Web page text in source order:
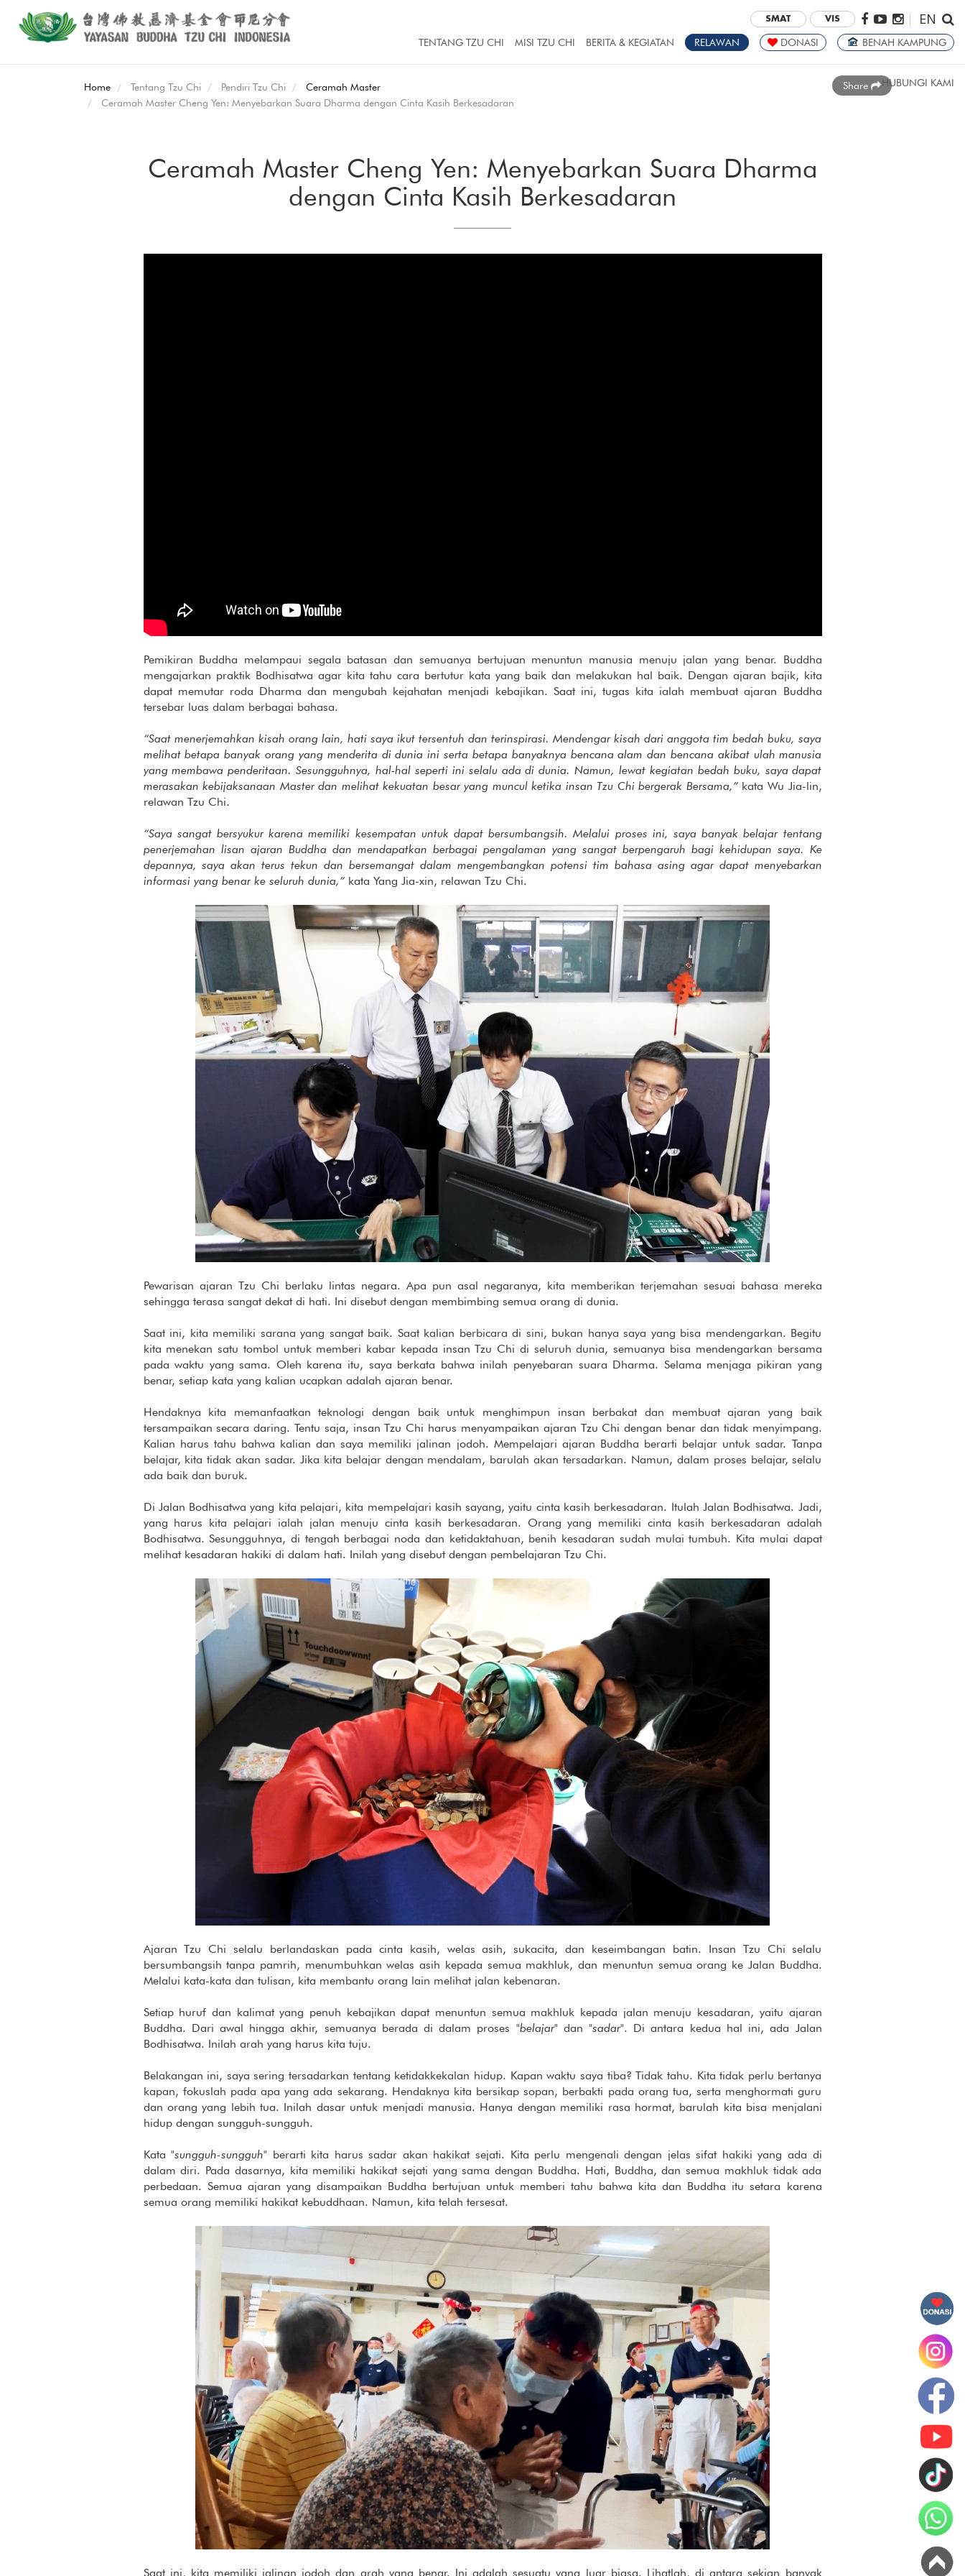
SMAT VIS | EN
TENTANG TZU CHI MISI TZU CHI BERITA & KEGIATAN RELAWAN DONASI BENAH KAMPUNG
HUBUNGI KAMI
Home Tentang Tzu Chi Pendiri Tzu Chi
Ceramah Master
Ceramah Master Cheng Yen: Menyebarkan Suara Dharma dengan Cinta Kasih Berkesadaran
Share
Ceramah Master Cheng Yen: Menyebarkan Suara Dharma
dengan Cinta Kasih Berkesadaran
Pemikiran Buddha melampaui segala batasan dan semuanya bertujuan menuntun manusia menuju jalan yang benar. Buddha
mengajarkan praktik Bodhisatwa agar kita tahu cara bertutur kata yang baik dan melakukan hal baik. Dengan ajaran bajik, kita
dapat memutar roda Dharma dan mengubah kejahatan menjadi kebajikan. Saat ini, tugas kita ialah membuat ajaran Buddha
tersebar luas dalam berbagai bahasa.
“Saat menerjemahkan kisah orang lain, hati saya ikut tersentuh dan terinspirasi. Mendengar kisah dari anggota tim bedah buku, saya
melihat betapa banyak orang yang menderita di dunia ini serta betapa banyaknya bencana alam dan bencana akibat ulah manusia
yang membawa penderitaan. Sesungguhnya, hal-hal seperti ini selalu ada di dunia. Namun, lewat kegiatan bedah buku, saya dapat
merasakan kebijaksanaan Master dan melihat kekuatan besar yang muncul ketika insan Tzu Chi bergerak Bersama,” kata Wu Jia-lin,
relawan Tzu Chi.
“Saya sangat bersyukur karena memiliki kesempatan untuk dapat bersumbangsih. Melalui proses ini, saya banyak belajar tentang
penerjemahan lisan ajaran Buddha dan mendapatkan berbagai pengalaman yang sangat berpengaruh bagi kehidupan saya. Ke
depannya, saya akan terus tekun dan bersemangat dalam mengembangkan potensi tim bahasa asing agar dapat menyebarkan
informasi yang benar ke seluruh dunia,”kata Yang Jia-xin, relawan Tzu Chi.
Pewarisan ajaran Tzu Chi berlaku lintas negara. Apa pun asal negaranya, kita memberikan terjemahan sesuai bahasa mereka
sehingga terasa sangat dekat di hati. Ini disebut dengan membimbing semua orang di dunia.
Saat ini, kita memiliki sarana yang sangat baik. Saat kalian berbicara di sini, bukan hanya saya yang bisa mendengarkan. Begitu
kita menekan satu tombol untuk memberi kabar kepada insan Tzu Chi di seluruh dunia, semuanya bisa mendengarkan bersama
pada waktu yang sama. Oleh karena itu, saya berkata bahwa inilah penyebaran suara Dharma. Selama menjaga pikiran yang
benar, setiap kata yang kalian ucapkan adalah ajaran benar.
Hendaknya kita memanfaatkan teknologi dengan baik untuk menghimpun insan berbakat dan membuat ajaran yang baik
tersampaikan secara daring. Tentu saja, insan Tzu Chi harus menyampaikan ajaran Tzu Chi dengan benar dan tidak menyimpang.
Kalian harus tahu bahwa kalian dan saya memiliki jalinan jodoh. Mempelajari ajaran Buddha berarti belajar untuk sadar. Tanpa
belajar, kita tidak akan sadar. Jika kita belajar dengan mendalam, barulah akan tersadarkan. Namun, dalam proses belajar, selalu
ada baik dan buruk.
Di Jalan Bodhisatwa yang kita pelajari, kita mempelajari kasih sayang, yaitu cinta kasih berkesadaran. Itulah Jalan Bodhisatwa. Jadi,
yang harus kita pelajari ialah jalan menuju cinta kasih berkesadaran. Orang yang memiliki cinta kasih berkesadaran adalah
Bodhisatwa. Sesungguhnya, di tengah berbagai noda dan ketidaktahuan, benih kesadaran sudah mulai tumbuh. Kita mulai dapat
melihat kesadaran hakiki di dalam hati. Inilah yang disebut dengan pembelajaran Tzu Chi.
Ajaran Tzu Chi selalu berlandaskan pada cinta kasih, welas asih, sukacita, dan keseimbangan batin. Insan Tzu Chi selalu
bersumbangsih tanpa pamrih, menumbuhkan welas asih kepada semua makhluk, dan menuntun semua orang ke Jalan Buddha.
Melalui kata-kata dan tulisan, kita membantu orang lain melihat jalan kebenaran.
Setiap huruf dan kalimat yang penuh kebajikan dapat menuntun semua makhluk kepada jalan menuju kesadaran, yaitu ajaran
Buddha. Dari awal hingga akhir, semuanya berada di dalam proses "belajar" dan "sadar". Di antara kedua hal ini, ada Jalan
Bodhisatwa. Inilah arah yang harus kita tuju.
Belakangan ini, saya sering tersadarkan tentang ketidakkekalan hidup. Kapan waktu saya tiba? Tidak tahu. Kita tidak perlu bertanya
kapan, fokuslah pada apa yang ada sekarang. Hendaknya kita bersikap sopan, berbakti pada orang tua, serta menghormati guru
dan orang yang lebih tua. Inilah dasar untuk menjadi manusia. Hanya dengan memiliki rasa hormat, barulah kita bisa menjalani
hidup dengan sungguh-sungguh.
Kata"sungguh-sungguh" berarti kita harus sadar akan hakikat sejati. Kita perlu mengenali dengan jelas sifat hakiki yang ada di
dalam diri. Pada dasarnya, kita memiliki hakikat sejati yang sama dengan Buddha. Hati, Buddha, dan semua makhluk tidak ada
perbedaan. Semua ajaran yang disampaikan Buddha bertujuan untuk memberi tahu bahwa kita dan Buddha itu setara karena
semua orang memiliki hakikat kebuddhaan. Namun, kita telah tersesat.
Saat ini, kita memiliki jalinan jodoh dan arah yang benar. Ini adalah sesuatu yang luar biasa. Lihatlah, di antara sekian banyak